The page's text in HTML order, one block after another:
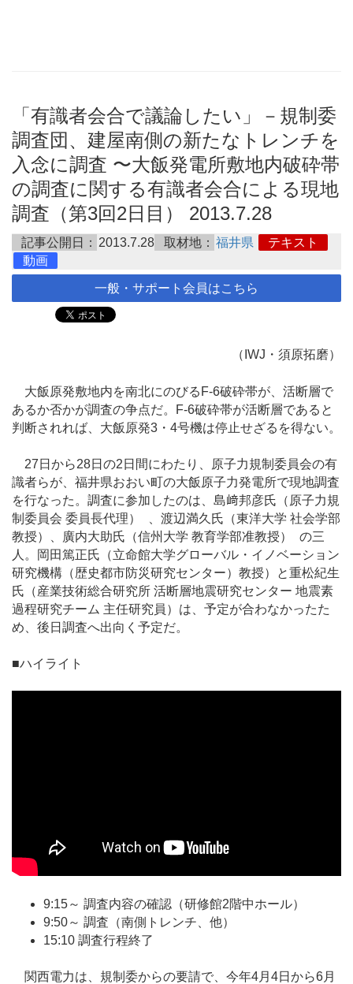
「有識者会合で議論したい」－規制委
調査団、建屋南側の新たなトレンチを
入念に調査 〜大飯発電所敷地内破砕帯
の調査に関する有識者会合による現地
調査（第3回2日目） 2013.7.28
記事公開日： 2013.7.28 取材地： 福井県
テキスト
動画
一般・サポート会員はこちら
（IWJ・須原拓磨）
大飯原発敷地内を南北にのびるF-6破砕帯が、活断層で
あるか否かが調査の争点だ。F-6破砕帯が活断層であると
判断されれば、大飯原発3・4号機は停止せざるを得ない。
27日から28日の2日間にわたり、原子力規制委員会の有
識者らが、福井県おおい町の大飯原子力発電所で現地調査
を行なった。調査に参加したのは、島﨑邦彦氏（原子力規
制委員会 委員長代理） 、渡辺満久氏（東洋大学 社会学部
教授）、廣内大助氏（信州大学 教育学部准教授） の三
人。岡田篤正氏（立命館大学グローバル・イノベーション
研究機構（歴史都市防災研究センター）教授）と重松紀生
氏（産業技術総合研究所 活断層地震研究センター 地震素
過程研究チーム 主任研究員）は、予定が合わなかったた
め、後日調査へ出向く予定だ。
■ハイライト
9:15～ 調査内容の確認（研修館2階中ホール）
9:50～ 調査（南側トレンチ、他）
15:10 調査行程終了
関西電力は、規制委からの要請で、今年4月4日から6月